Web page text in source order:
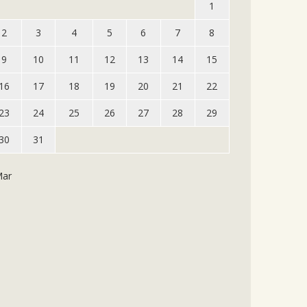
1
2 3 4 5 6 7 8
9 10 11 12 13 14 15
17 18 19 20 21 22
24 25 26 27 28 29
31